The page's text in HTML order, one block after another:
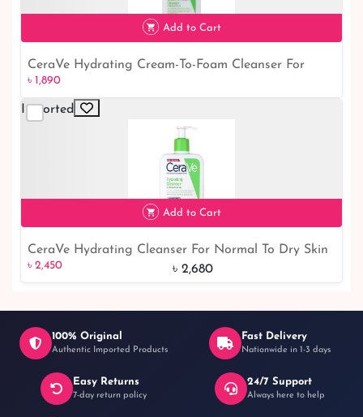
৳ 1,890
Add to Cart
CeraVe Hydrating Cream-To-Foam Cleanser For
Normal To Dry Skin 236ml
৳ 1,890
Imported
৳ 2,450 9% off
Add to Cart
CeraVe Hydrating Cleanser For Normal To Dry Skin
473ml
৳ 2,450 ৳ 2,680
100% Original
Authentic Imported Products
Fast Delivery
Nationwide in 1-3 days
Easy Returns
7-day return policy
24/7 Support
Always here to help